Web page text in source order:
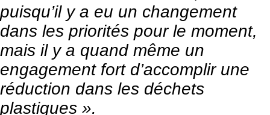
puisqu’il y a eu un changement
dans les priorités pour le moment,
mais il y a quand même un
engagement fort d’accomplir une
réduction dans les déchets
plastiques ».